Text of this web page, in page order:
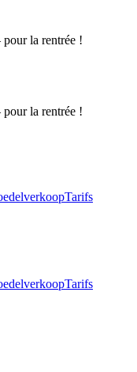
la rentrée !
la rentrée !
Tarifs
Tarifs